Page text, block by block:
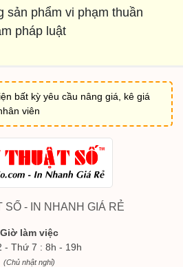
sản phẩm vi phạm thuần
pháp luật
bất kỳ yêu cầu nâng giá, kê giá
viên
SỐ - IN NHANH GIÁ RẺ
Giờ làm việc
- Thứ 7 : 8h - 19h
(Chủ nhật nghỉ)